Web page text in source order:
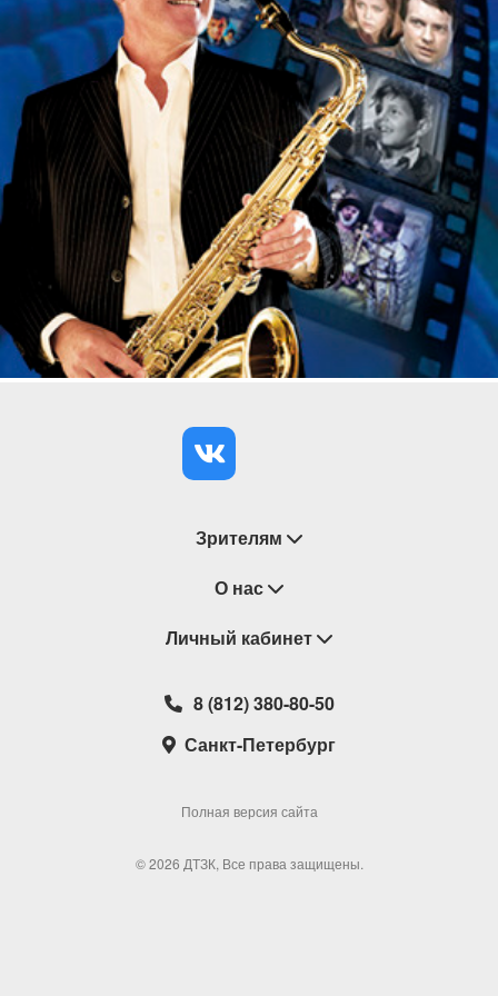
Зрителям
Восстановление билетов
Замена / Отмена / Перенос мероприятий
Возврат билетов
Новости
О нас
О компании
Театральные кассы
Наши партнеры
Школьная программа
Личный кабинет
Избранное
8 (812) 380-80-50
Санкт-Петербург
Полная версия сайта
© 2026 ДТЗК, Все права защищены.